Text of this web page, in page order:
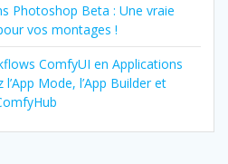
Photoshop Beta : Une vraie
vos montages !
ComfyUI en Applications
Mode, l’App Builder et